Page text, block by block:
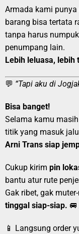
Armada kami punya
barang bisa tertata
tanpa harus
penumpang lain.
Lebih leluasa, lebih
💬 “Tapi aku di
Bisa banget!
Selama kamu
titik yang masuk
Arni Trans siap
Cukup kirim pin
bantu atur rute
Gak ribet, gak
tinggal siap-siap.
📱 Langsung order